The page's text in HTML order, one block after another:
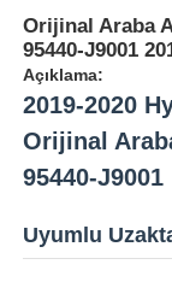
Orijinal Araba
95440-J9001
Açıklama:
2019-2020
Orijinal
95440-J9001
Uyumlu